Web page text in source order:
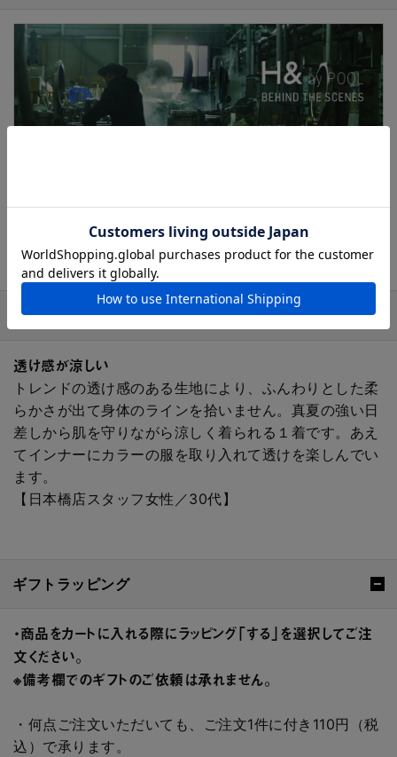
スタッフの声
透け感が涼しい
トレンドの透け感のある生地により、ふんわりとした柔
らかさが出て身体のラインを拾いません。真夏の強い日
差しから肌を守りながら涼しく着られる１着です。あえ
てインナーにカラーの服を取り入れて透けを楽しんでい
ます。
【日本橋店スタッフ女性／30代】
ギフトラッピング
・商品をカートに入れる際にラッピング「する」を選択してご注
文ください。
※備考欄でのギフトのご依頼は承れません。
・何点ご注文いただいても、ご注文1件に付き110円（税
込）で承ります。